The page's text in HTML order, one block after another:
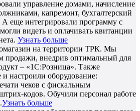
управление домами, начисление
капремонт, бухгалтерский
А еще интегрировали программу с
видеть и оплачивать квитанции
Узнать больше
на территории ТРК. Мы
продажи, внедрив оптимальный для
– «1С:Розница». Также
настроили оборудование:
чеков с фискальным
кодов. Обучили персонал работе
Узнать больше